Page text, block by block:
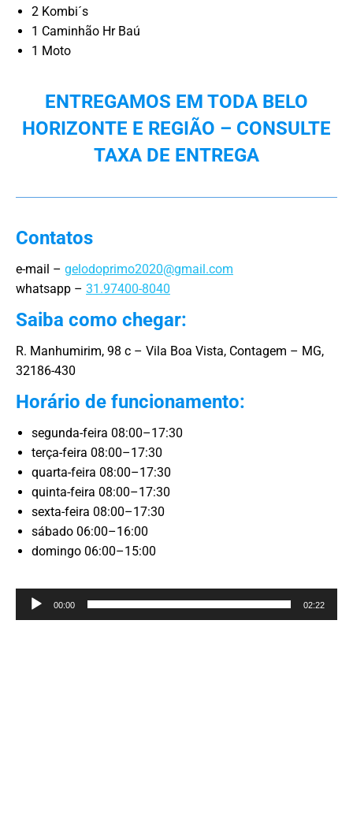
2 Kombi´s
1 Caminhão Hr Baú
1 Moto
ENTREGAMOS EM TODA BELO
HORIZONTE E REGIÃO – CONSULTE
TAXA DE ENTREGA
Contatos
e-mail – gelodoprimo2020@gmail.com
whatsapp – 31.97400-8040
Saiba como chegar:
R. Manhumirim, 98 c – Vila Boa Vista, Contagem – MG,
32186-430
Horário de funcionamento:
segunda-feira 08:00–17:30
terça-feira 08:00–17:30
quarta-feira 08:00–17:30
quinta-feira 08:00–17:30
sexta-feira 08:00–17:30
sábado 06:00–16:00
domingo 06:00–15:00
Reprodutor
de
00:00 02:22